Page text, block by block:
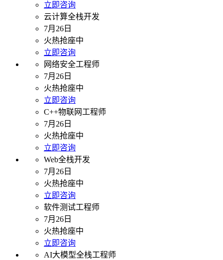
立即咨询
云计算全栈开发
7月26日
火热抢座中
立即咨询
网络安全工程师
7月26日
火热抢座中
立即咨询
C++物联网工程师
7月26日
火热抢座中
立即咨询
Web全栈开发
7月26日
火热抢座中
立即咨询
软件测试工程师
7月26日
火热抢座中
立即咨询
AI大模型全栈工程师